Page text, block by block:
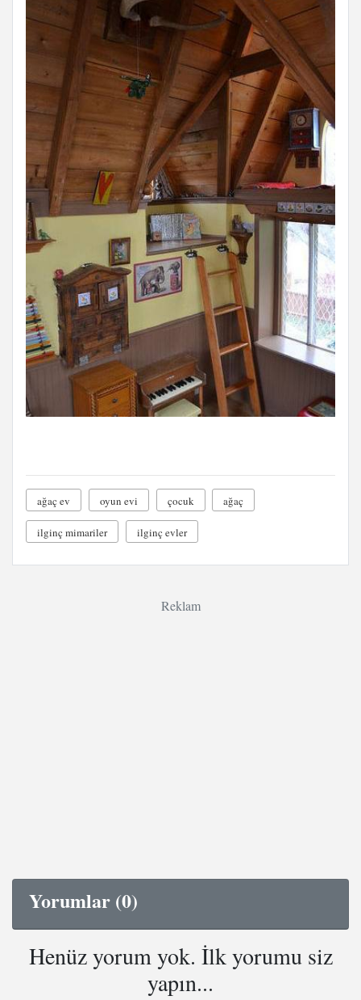
ağaç ev oyun evi çocuk ağaç
ilginç mimariler ilginç evler
Reklam
Yorumlar (0)
Henüz yorum yok. İlk yorumu siz
yapın...